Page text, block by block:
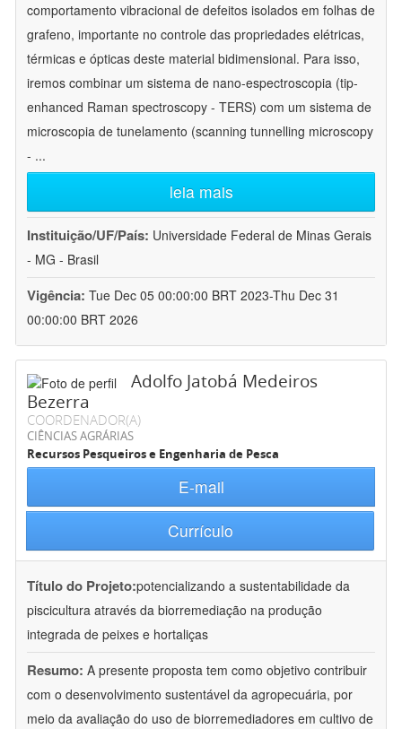
comportamento vibracional de defeitos isolados em folhas de
grafeno, importante no controle das propriedades elétricas,
térmicas e ópticas deste material bidimensional. Para isso,
iremos combinar um sistema de nano-espectroscopia (tip-
enhanced Raman spectroscopy - TERS) com um sistema de
microscopia de tunelamento (scanning tunnelling microscopy
- ...
leia mais
Instituição/UF/País: Universidade Federal de Minas Gerais
- MG - Brasil
Vigência: Tue Dec 05 00:00:00 BRT 2023-Thu Dec 31
00:00:00 BRT 2026
Adolfo Jatobá Medeiros
Bezerra
COORDENADOR(A)
CIÊNCIAS AGRÁRIAS
Recursos Pesqueiros e Engenharia de Pesca
E-mail
Currículo
Título do Projeto:potencializando a sustentabilidade da
piscicultura através da biorremediação na produção
integrada de peixes e hortaliças
Resumo: A presente proposta tem como objetivo contribuir
com o desenvolvimento sustentável da agropecuária, por
meio da avaliação do uso de biorremediadores em cultivo de